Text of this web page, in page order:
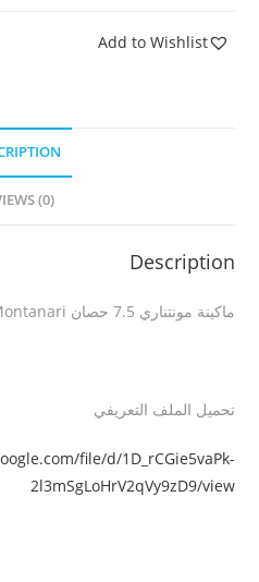
Add to Wishlist
(0)
Description
ماكينة مونتناري 7.5 حصان Montanari
تحميل الملف التعريفي
file/d/1D_rCGie5vaPk-
2l3mSgLoHrV2qVy9zD9/view